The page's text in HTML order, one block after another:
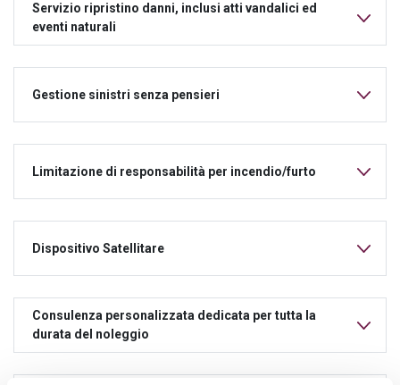
Servizio ripristino danni, inclusi atti vandalici ed
eventi naturali
Gestione sinistri senza pensieri
Limitazione di responsabilità per incendio/furto
Dispositivo Satellitare
Consulenza personalizzata dedicata per tutta la
durata del noleggio